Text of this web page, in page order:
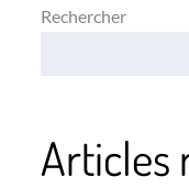
Rechercher
Articles